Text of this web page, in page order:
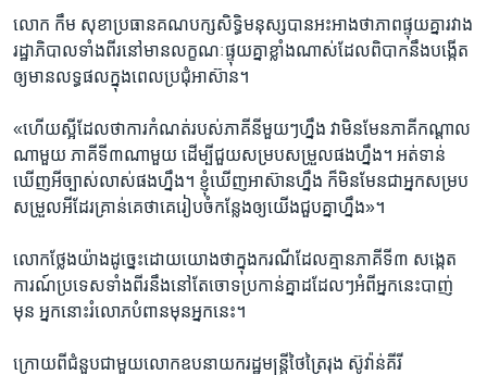
លោក​ កឹម​ សុខា​ប្រធាន​គណបក្ស​សិទ្ធិ​មនុស្ស​បាន​អះអាង​ថា​ភាពផ្ទុយ​គ្នា​រវាង​
រដ្ឋាភិបាល​ទាំង​ពីរ​នៅ​មាន​លក្ខណៈ​ផ្ទុយ​គ្នា​ខ្លាំង​ណាស់​ដែល​ពិបាក​នឹង​បង្កើត​
ឲ្យ​មាន​លទ្ធផល​ក្នុង​ពេល​ប្រជុំ​អាស៊ាន។
«ហើយ​ស្អី​ដែល​ថា​ការ​កំណត់​របស់​ភាគី​នីមួយៗ​ហ្នឹង​ វា​មិន​មែន​ភាគី​កណ្តាល​
ណា​មួយ​ ភាគី​ទី៣​ណា​មួយ​ ដើម្បី​ជួយ​សម្រប​សម្រួល​ផង​ហ្នឹង។ អត់​ទាន់​
ឃើញ​អី​ច្បាស់​លាស់​ផង​ហ្នឹង។​ ខ្ញុំ​ឃើញ​អាស៊ាន​ហ្នឹង​ ក៏​មិន​មែន​ជា​អ្នក​សម្រប​
សម្រួល​អី​ដែរ​គ្រាន់​គេ​ថា​គេ​រៀប​ចំ​កន្លែង​ឲ្យ​យើង​ជួប​គ្នា​ហ្នឹង»។
លោក​ថ្លែង​យ៉ាង​ដូច្នេះ​ដោយ​យោង​ថា​ក្នុង​ករណី​ដែល​គ្មាន​ភាគី​ទី៣ ​សង្កេត
ការណ៍​ប្រទេស​ទាំង​ពីរ​នឹង​នៅ​តែ​ចោទ​ប្រកាន់​គ្នា​ដដែលៗ​អំពី​អ្នក​នេះ​បាញ់​
មុន អ្នកនោះ​រំលោភ​បំពាន​មុន​អ្នក​នេះ។
ក្រោយ​ពី​ជំនួប​ជា​មួយ​លោក​ឧបនាយក​រដ្ឋ​មន្ត្រី​ថៃ​ត្រៃរុង ស៊ូវ៉ាន់គីរី